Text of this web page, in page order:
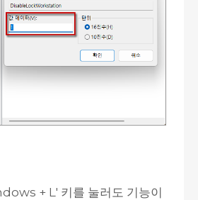
+ L' 키를 눌러도 기능이